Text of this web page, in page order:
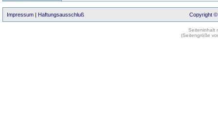
Impressum | Haftungsausschluß Copyright ©
Seiteninhalt
(Seitengröße